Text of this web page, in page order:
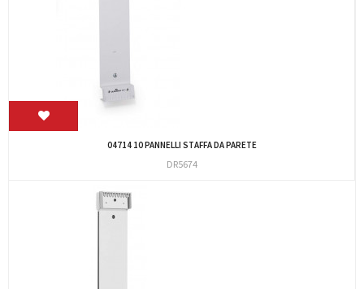
04714 10 PANNELLI STAFFA DA PARETE
DR5674